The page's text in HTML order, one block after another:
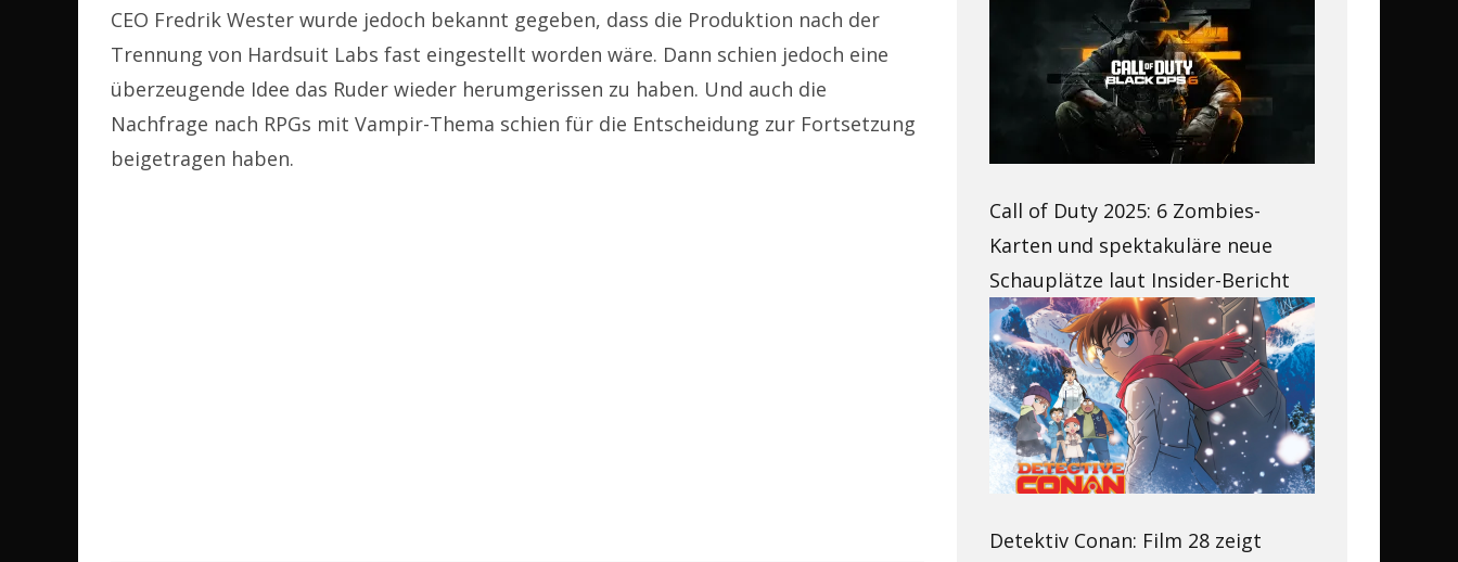
CEO Fredrik Wester wurde jedoch bekannt gegeben, dass die Produktion nach der
Trennung von Hardsuit Labs fast eingestellt worden wäre. Dann schien jedoch eine
überzeugende Idee das Ruder wieder herumgerissen zu haben. Und auch die
Nachfrage nach RPGs mit Vampir-Thema schien für die Entscheidung zur Fortsetzung
beigetragen haben.
Call of Duty 2025: 6 Zombies-
Karten und spektakuläre neue
Schauplätze laut Insider-Bericht
Detektiv Conan: Film 28 zeigt